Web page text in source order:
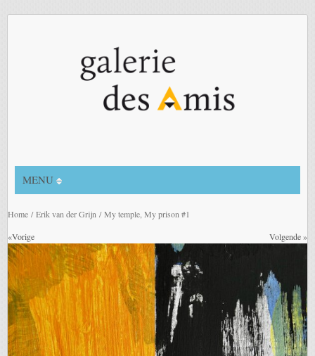
MENU
Home /Erik van der Grijn / My temple, My prison #1
«Vorige
Volgende »